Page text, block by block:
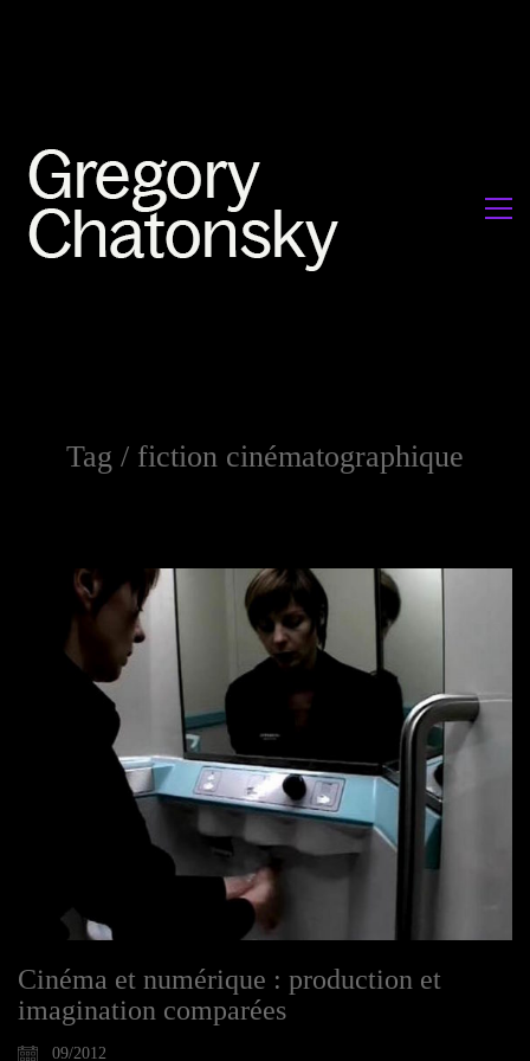
Tag / fiction cinématographique
Cinéma et numérique : production et
imagination comparées
09/2012